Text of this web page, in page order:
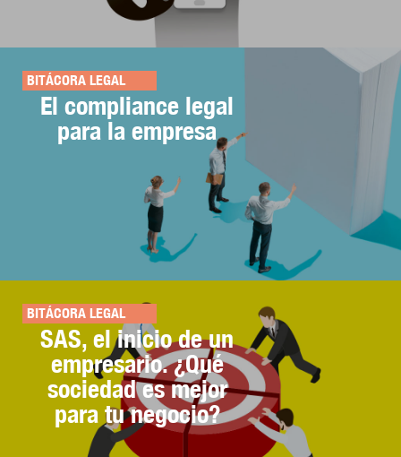
BITÁCORA LEGAL
El compliance legal
para la empresa
BITÁCORA LEGAL
SAS, el inicio de un
empresario. ¿Qué
sociedad es mejor
para tu negocio?